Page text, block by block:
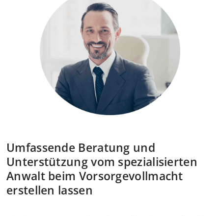
Umfassende Beratung und
Unterstützung vom spezialisierten
Anwalt beim Vorsorgevollmacht
erstellen lassen